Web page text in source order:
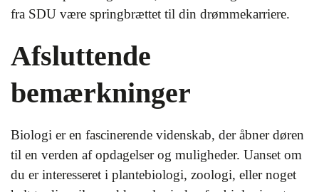
fra SDU være springbrættet til din drømmekarriere.
Afsluttende
bemærkninger
Biologi er en fascinerende videnskab, der åbner døren
til en verden af opdagelser og muligheder. Uanset om
du er interesseret i plantebiologi, zoologi, eller noget